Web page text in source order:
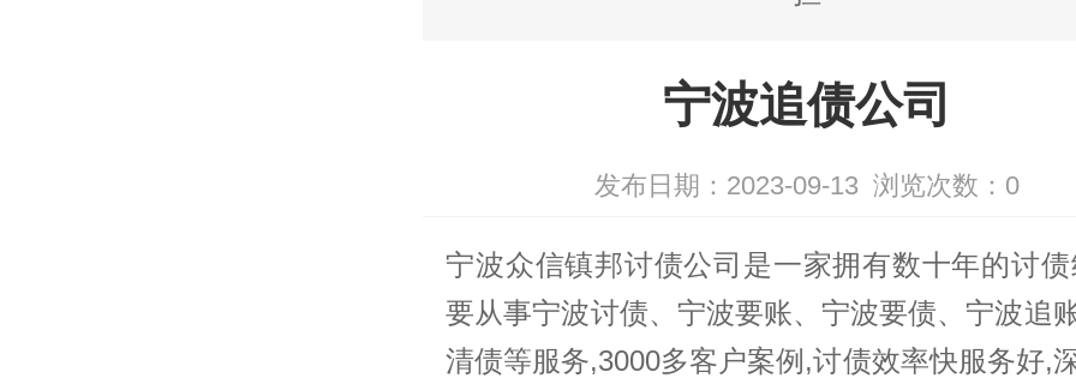
宁波追债公司
发布日期：2023-09-13 浏览次数： 0
宁波众信镇邦讨债公司 是一家拥有数十年的讨债
要从事宁波讨债、宁波要账、宁波要债、宁波追
清债等服务,3000多客户案例,讨债效率快服务好,